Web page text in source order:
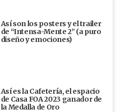
Así son los posters y el trailer
de “Intensa-Mente 2” (a puro
diseño y emociones)
Así es la Cafetería, el espacio
de Casa FOA 2023 ganador de
la Medalla de Oro